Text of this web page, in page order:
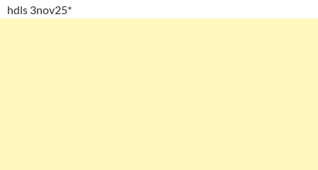
hdls 3nov25*